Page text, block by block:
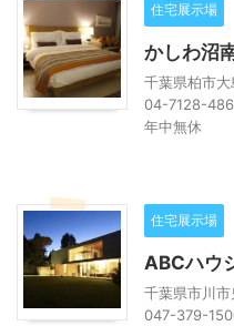
住宅展示場
かしわ沼
千葉県柏市
04-7128-
年中無休
住宅展示場
ABCハウ
千葉県市川
047-379-